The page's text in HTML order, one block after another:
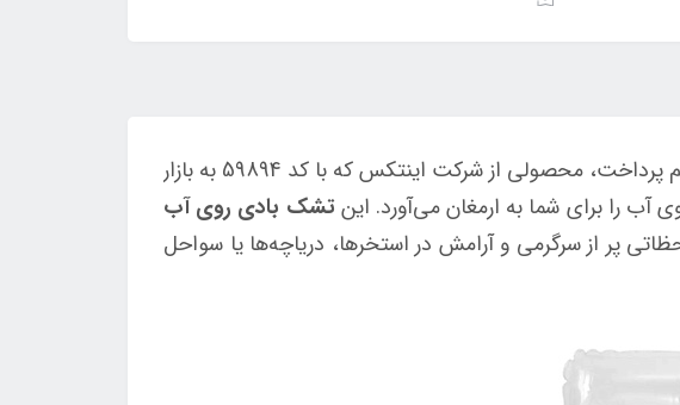
در این مقاله، ما به بررسی محصولی بسیار جذاب و مفید برای لذت‌بردن از آب و آفتاب خواهیم پرداخت، محصولی از شرکت اینتکس که با کد 59894 به بازار
آب را برای شما به ارمغان می‌آورد. این تشک بادی روی آب
پر از سرگرمی و آرامش در استخرها، دریاچه‌ها یا سواحل